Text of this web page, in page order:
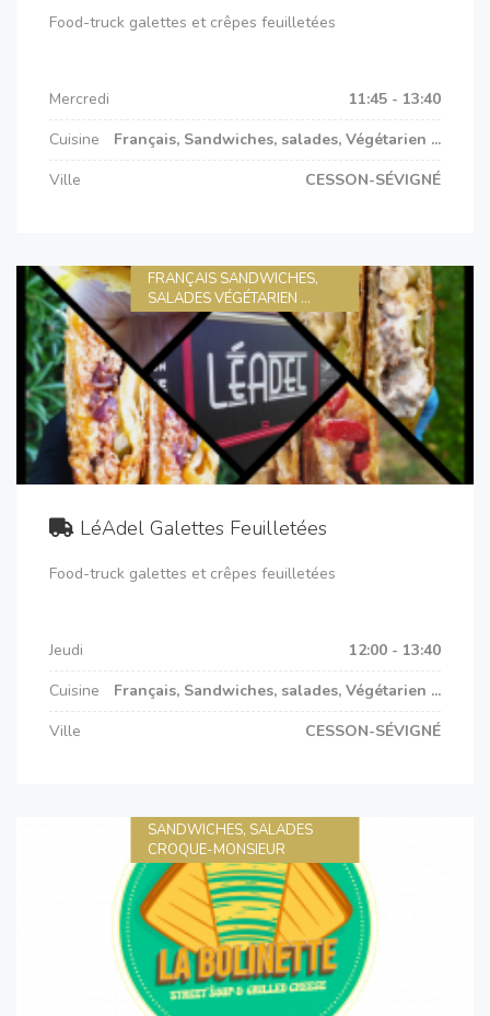
Food-truck galettes et crêpes feuilletées
Mercredi
11:45 - 13:40
Cuisine
Français, Sandwiches, salades, Végétarien ...
Ville
CESSON-SÉVIGNÉ
FRANÇAIS SANDWICHES,
SALADES VÉGÉTARIEN ...
LéAdel Galettes Feuilletées
Food-truck galettes et crêpes feuilletées
Jeudi
12:00 - 13:40
Cuisine
Français, Sandwiches, salades, Végétarien ...
Ville
CESSON-SÉVIGNÉ
SANDWICHES, SALADES
CROQUE-MONSIEUR